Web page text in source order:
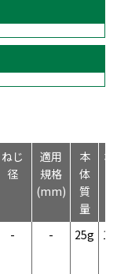
ねじ
径
適用
規格
(mm)
本
体
質
量
- - 25g